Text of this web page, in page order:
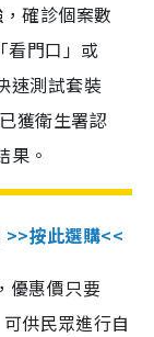
確診個案數
看門口」或
速測試套裝
獲衛生署認
果。
>>按此選購<<
優惠價只要
供民眾進行自